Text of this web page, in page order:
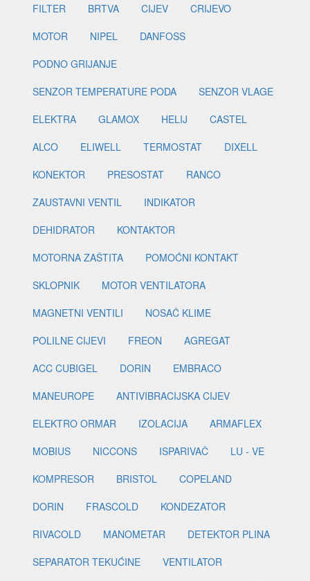
FILTER
BRTVA CIJEV
CRIJEVO
MOTOR
NIPEL
DANFOSS
PODNO GRIJANJE
SENZOR TEMPERATURE PODA
SENZOR VLAGE
ELEKTRA
GLAMOX HELIJ
CASTEL
ALCO
ELIWELL TERMOSTAT
DIXELL
KONEKTOR
PRESOSTAT
RANCO
ZAUSTAVNI VENTIL
INDIKATOR
DEHIDRATOR
KONTAKTOR
MOTORNA ZAŠTITA
POMOĆNI KONTAKT
SKLOPNIK
MOTOR VENTILATORA
MAGNETNI VENTILI
NOSAČ KLIME
POLILNE CIJEVI
FREON
AGREGAT
ACC CUBIGEL
DORIN
EMBRACO
MANEUROPE
ANTIVIBRACIJSKA CIJEV
ELEKTRO ORMAR
IZOLACIJA
ARMAFLEX
MOBIUS
NICCONS ISPARIVAČ
LU - VE
KOMPRESOR
BRISTOL
COPELAND
DORIN
FRASCOLD
KONDEZATOR
RIVACOLD
MANOMETAR
DETEKTOR PLINA
SEPARATOR TEKUĆINE
VENTILATOR